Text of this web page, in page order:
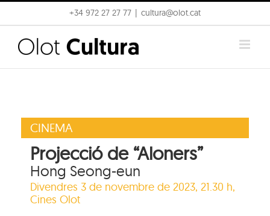
to
content
+34 972 27 27 77 cultura@olot.cat
CINEMA
Projecció de “Aloners”
Hong Seong-eun
Divendres 3 de novembre de 2023, 21.30 h,
Cines Olot